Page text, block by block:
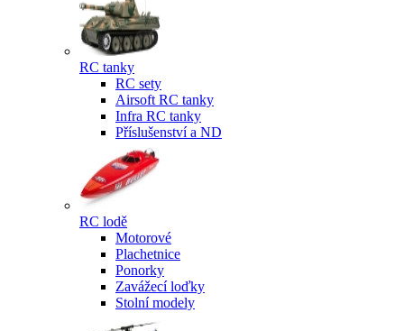
RC tanky
RC sety
Airsoft RC tanky
Infra RC tanky
Příslušenství a ND
RC lodě
Motorové
Plachetnice
Ponorky
Zavážecí loďky
Stolní modely